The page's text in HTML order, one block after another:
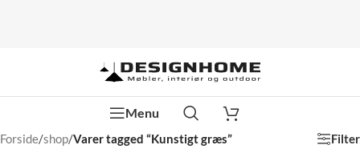
Menu
Forside/shop/Varer tagged “Kunstigt græs” Filter